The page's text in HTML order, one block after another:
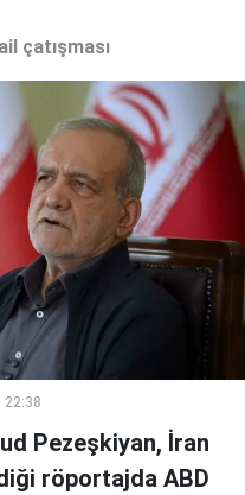
çatışması
22:38
Pezeşkiyan, İran
röportajda ABD